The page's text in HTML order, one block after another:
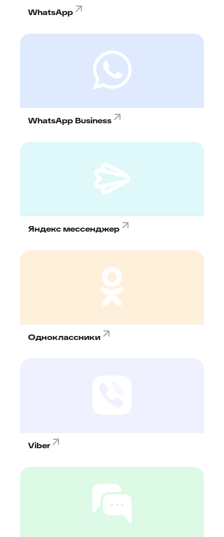
WhatsАpp
WhatsApp Business
Яндекс мессенджер
Одноклассники
Viber